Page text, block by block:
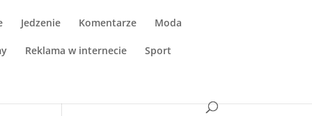
Jedzenie Komentarze Moda
Reklama w internecie Sport